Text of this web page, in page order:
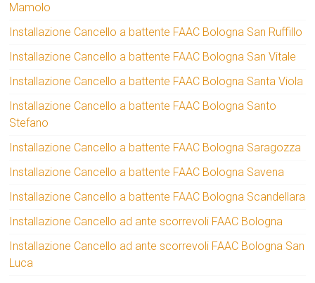
Mamolo
Installazione Cancello a battente FAAC Bologna San Ruffillo
Installazione Cancello a battente FAAC Bologna San Vitale
Installazione Cancello a battente FAAC Bologna Santa Viola
Installazione Cancello a battente FAAC Bologna Santo
Stefano
Installazione Cancello a battente FAAC Bologna Saragozza
Installazione Cancello a battente FAAC Bologna Savena
Installazione Cancello a battente FAAC Bologna Scandellara
Installazione Cancello ad ante scorrevoli FAAC Bologna
Installazione Cancello ad ante scorrevoli FAAC Bologna San
Luca